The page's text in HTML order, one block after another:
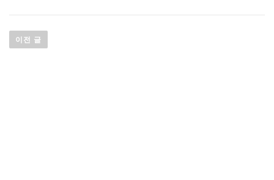
글
내
이전 글